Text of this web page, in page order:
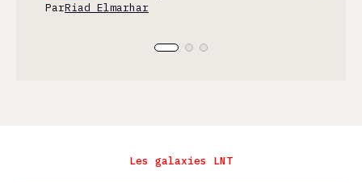
ParRiad Elmarhar
Les galaxies LNT